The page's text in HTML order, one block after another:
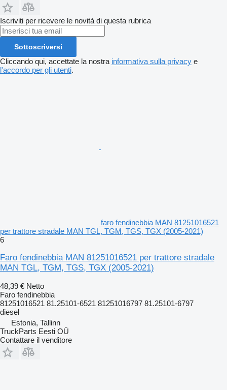
Iscriviti per ricevere le novità di questa rubrica
Sottoscriversi
Cliccando qui, accettate la nostra informativa sulla privacy e
l'accordo per gli utenti.
faro fendinebbia MAN 81251016521
per trattore stradale MAN TGL, TGM, TGS, TGX (2005-2021)
6
Faro fendinebbia MAN 81251016521 per trattore stradale
MAN TGL, TGM, TGS, TGX (2005-2021)
48,39 € Netto
Faro fendinebbia
81251016521 81.25101-6521 81251016797 81.25101-6797
diesel
Estonia, Tallinn
TruckParts Eesti OÜ
Contattare il venditore